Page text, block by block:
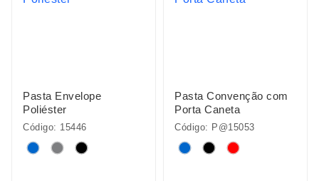
Pasta Envelope
Poliéster
Código: 15446
Pasta Convenção com
Porta Caneta
Código: P@15053